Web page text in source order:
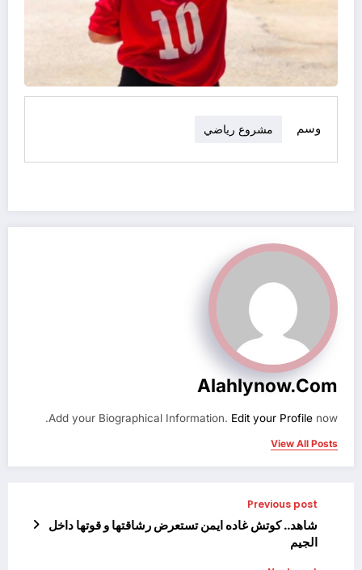
وسم مشروع رياضي
Alahlynow.com
Add your Biographical Information. Edit your Profile now.
View All Posts
Previous post
شاهد.. كوتش غاده ايمن تستعرض رشاقتها و قوتها داخل
الجيم